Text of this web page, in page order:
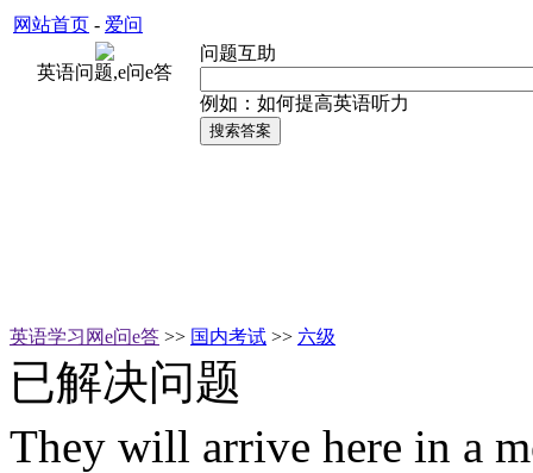
网站首页 - 爱问
英语问题,e问e答
问题互助
例如：如何提高英语听力
英语学习网e问e答 >> 国内考试 >> 六级
已解决问题
They will arrive here in a